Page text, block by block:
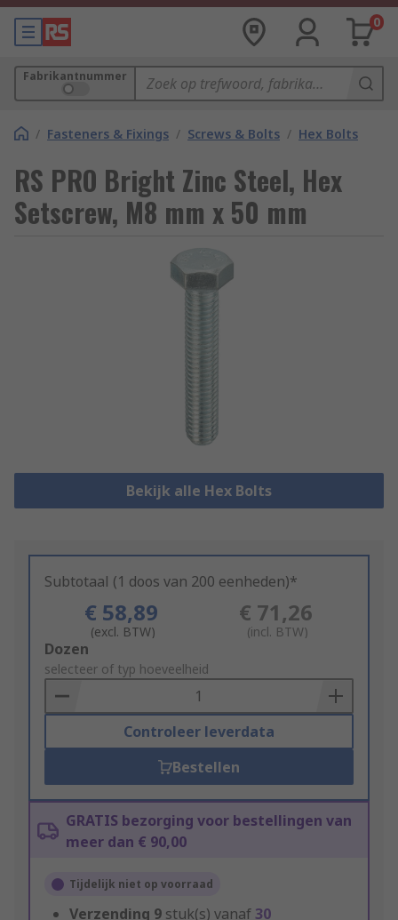
0
Fabrikantnummer
/ Fasteners & Fixings / Screws & Bolts / Hex Bolts
RS PRO Bright Zinc Steel, Hex
Setscrew, M8 mm x 50 mm
Bekijk alle Hex Bolts
Subtotaal (1 doos van 200 eenheden)*
€ 58,89
(excl. BTW)
€ 71,26
(incl. BTW)
Add
to
Basket
Dozen
selecteer of typ hoeveelheid
Controleer leverdata
Bestellen
GRATIS bezorging voor bestellingen van
meer dan € 90,00
Tijdelijk niet op voorraad
Verzending 9 stuk(s) vanaf30